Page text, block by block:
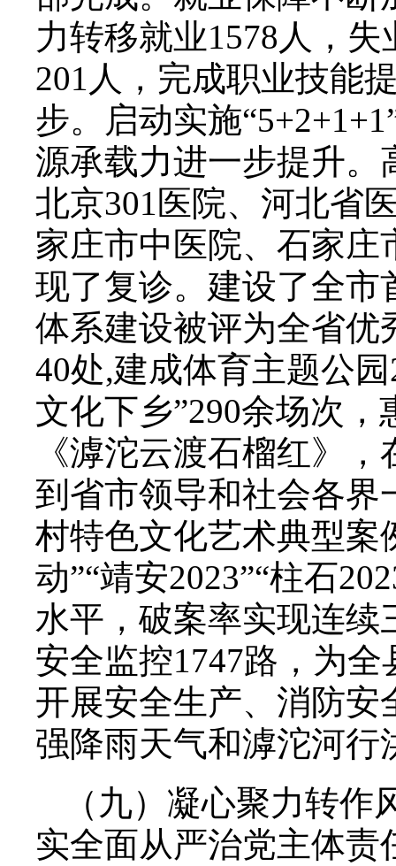
力转移就业1578人，
201人，完成职业技能
步。启动实施
源承载力进一步提升。
北京301医院、河北省
家庄市中医院、石家
现了复诊。建设了全市
体系建设被评为全省优
40处,建成体育主题公
文化下乡”290余场次
《滹沱云渡石榴红》
到省市领导和社会各界
村特色文化艺术典型案
动”“靖安2023”“柱石
水平，破案率实现连续
安全监控1747路，为
开展安全生产、消防安
强降雨天气和滹沱河行
（九）凝心聚力转
实全面从严治党主体